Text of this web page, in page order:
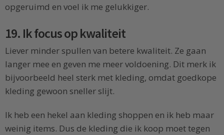
opgeruimd en voel ik me gelukkiger.
19. Ik focus op kwaliteit
Liever minder spullen van betere kwaliteit. Ze gaan
langer mee en geven me meer voldoening. Dit merk ik
bijvoorbeeld heel sterk met kleding, omdat goedkope
kleding gewoon sneller slijt.
Ik heb een hekel aan kleding shoppen en ik heb maar
weinig items. Dus de kleding die ik koop moet tegen